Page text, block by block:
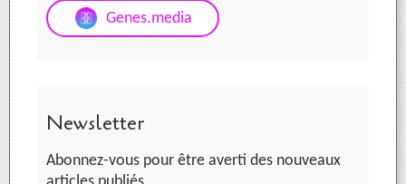
Genes.media
Newsletter
Abonnez-vous pour être averti des nouveaux